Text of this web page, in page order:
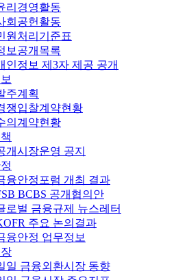
리경영활동
회공헌활동
원처리기준표
보공개목록
인정보 제3자 제공 공개
주계획
쟁입찰계약현황
의계약현황
개시장운영 공지
융안정포럼 개최 결과
BCBS 공개협의안
로벌 금융규제 뉴스레터
주요 논의결과
융안정 업무정보
일 금융외환시장 동향